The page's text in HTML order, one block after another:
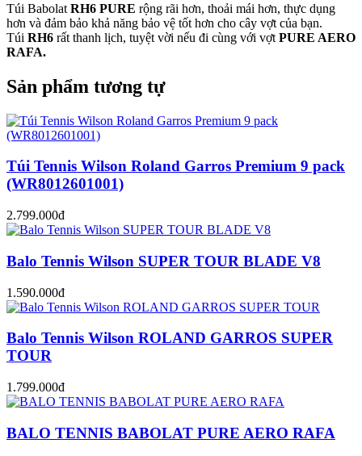
Túi Babolat RH6 PURE rộng rãi hơn, thoải mái hơn, thực dụng
hơn và đảm bảo khả năng bảo vệ tốt hơn cho cây vợt của bạn.
Túi RH6 rất thanh lịch, tuyệt vời nếu đi cùng với vợt PURE AERO
RAFA.
Sản phẩm tương tự
Túi Tennis Wilson Roland Garros Premium 9 pack
(WR8012601001)
2.799.000đ
Balo Tennis Wilson SUPER TOUR BLADE V8
1.590.000đ
Balo Tennis Wilson ROLAND GARROS SUPER
TOUR
1.799.000đ
BALO TENNIS BABOLAT PURE AERO RAFA